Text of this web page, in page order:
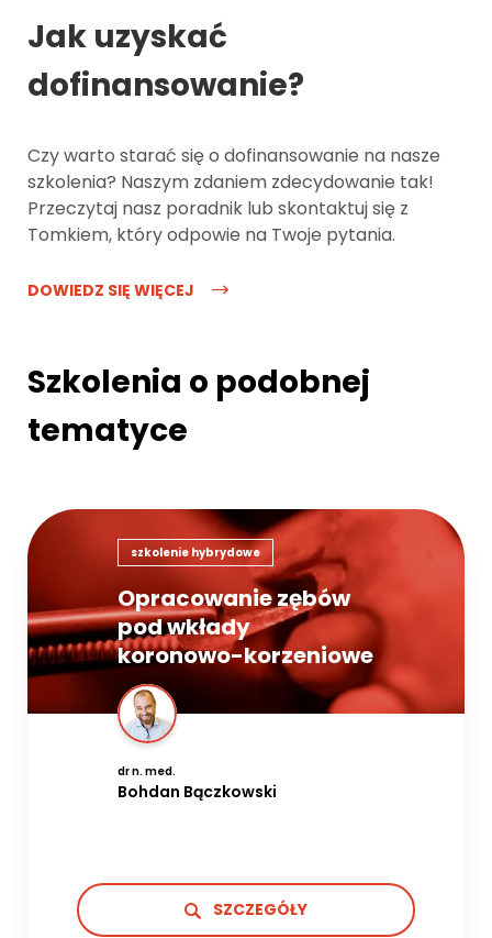
Jak uzyskać
dofinansowanie?
Czy warto starać się o dofinansowanie na nasze
szkolenia? Naszym zdaniem zdecydowanie tak!
Przeczytaj nasz poradnik lub skontaktuj się z
Tomkiem, który odpowie na Twoje pytania.
DOWIEDZ SIĘ WIĘCEJ
Szkolenia o podobnej
tematyce
szkolenie hybrydowe
Opracowanie zębów
pod wkłady
koronowo-korzeniowe
dr n. med.
Bohdan Bączkowski
SZCZEGÓŁY